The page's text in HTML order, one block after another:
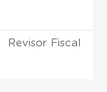
Revisor Fiscal